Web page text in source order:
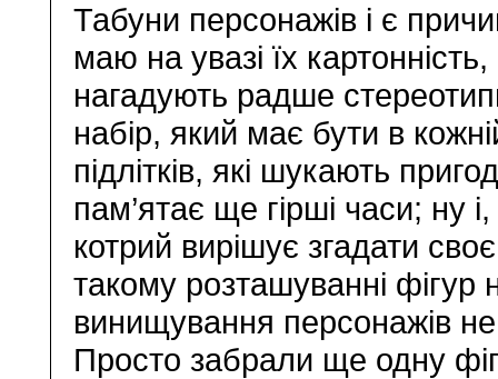
Табуни персонажів і є
маю на увазі їх
нагадують радше
набір, який має бути в
підлітків, які шукають
пам’ятає ще гірші часи; ну
котрий вирішує згадати
такому розташуванні фігур
винищування персонажів
Просто забрали ще одну